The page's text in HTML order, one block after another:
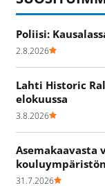
Poliisi:
2.8.2026
Lahti Historic
elokuussa
3.8.2026
31.7.2026